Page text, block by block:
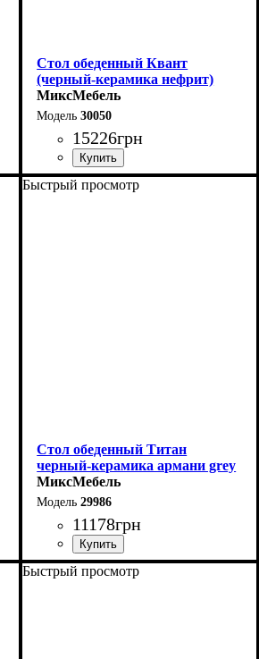
Стол обеденный Квант
(черный-керамика нефрит)
МиксМебель
30050
15226грн
Быстрый просмотр
Стол обеденный Титан
черный-керамика армани grey
МиксМебель
29986
11178грн
Быстрый просмотр